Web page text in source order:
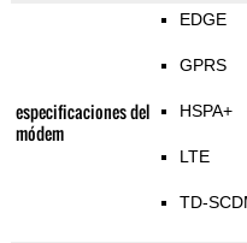
especificaciones del
módem
EDGE
GPRS
HSPA+
LTE
TD-